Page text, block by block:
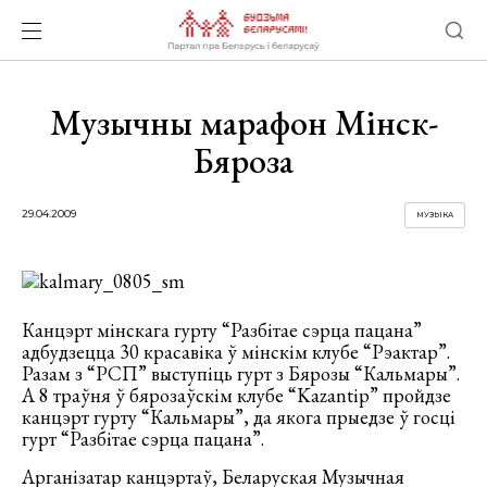
Музычны марафон Мінск-
Бяроза
29.04.2009 МУЗЫКА
Канцэрт мінскага гурту “Разбітае сэрца пацана”
адбудзецца 30 красавіка ў мінскім клубе “Рэактар”.
Разам з “РСП” выступіць гурт з Бярозы “Кальмары”.
А 8 траўня ў бярозаўскім клубе “Kazantip” пройдзе
канцэрт гурту “Кальмары”, да якога прыедзе ў госці
гурт “Разбітае сэрца пацана”.
Арганізатар канцэртаў, Беларуская Музычная